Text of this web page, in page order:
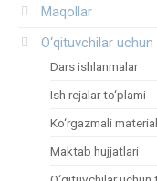
Maqollar
O‘qituvchilar uchun
Dars ishlanmalar
Ish rejalar to‘plami
Ko‘rgazmali
Maktab hujjatlari